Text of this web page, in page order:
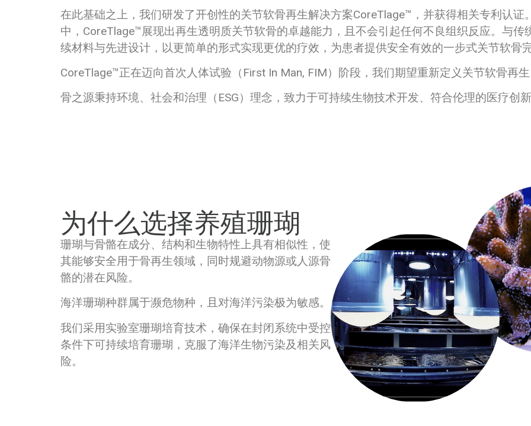
在此基础之上，我们研发了开创性的关节软骨再生解决方案CoreTlage™，并获得相关专利认
中，CoreTlage™展现出再生透明质关节软骨的卓越能力，且不会引起任何不良组织反应。与
续材料与先进设计，以更简单的形式实现更优的疗效，为患者提供安全有效的一步式关节软骨
CoreTlage™正在迈向首次人体试验（First In Man, FIM）阶段，我们期望重新定义关节软骨再
骨之源秉持环境、社会和治理（ESG）理念，致力于可持续生物技术开发、符合伦理的医疗创
为什么选择养殖珊瑚
珊瑚与骨骼在成分、结构和生物特性上具有相似性，使
其能够安全用于骨再生领域，同时规避动物源或人源骨
骼的潜在风险。
海洋珊瑚种群属于濒危物种，且对海洋污染极为敏感。
我们采用实验室珊瑚培育技术，确保在封闭系统中受控
条件下可持续培育珊瑚，克服了海洋生物污染及相关风
险。